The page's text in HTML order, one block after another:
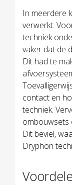
In meerdere
verwerkt.
techniek
vaker dat de
Dit had te
contact en
techniek.
ombouwsets
Dit beviel,
Dryphon